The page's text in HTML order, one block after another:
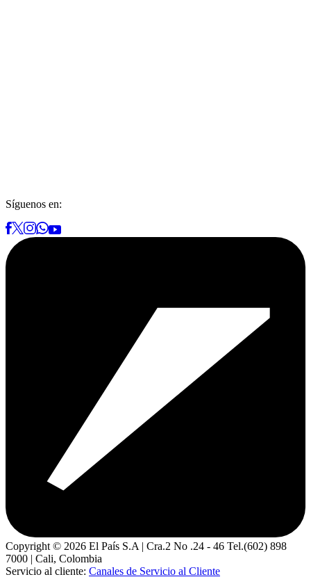
Síguenos en:
Copyright © 2026 El País S.A | Cra.2 No .24 - 46 Tel.(602) 898
7000 | Cali, Colombia
Servicio al cliente: Canales de Servicio al Cliente